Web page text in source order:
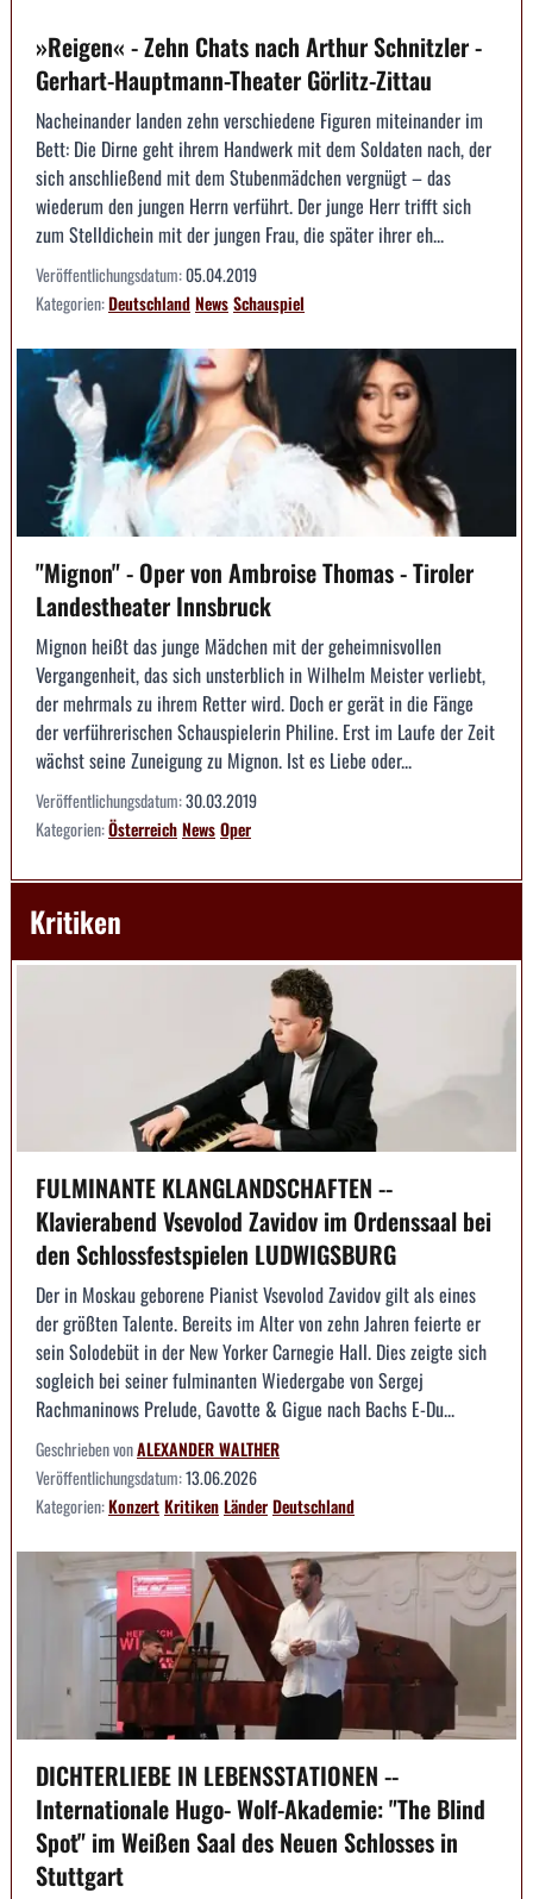
»Reigen« - Zehn Chats nach Arthur Schnitzler -
Gerhart-Hauptmann-Theater Görlitz-Zittau
Nacheinander landen zehn verschiedene Figuren miteinander im
Bett: Die Dirne geht ihrem Handwerk mit dem Soldaten nach, der
sich anschließend mit dem Stubenmädchen vergnügt – das
wiederum den jungen Herrn verführt. Der junge Herr trifft sich
zum Stelldichein mit der jungen Frau, die später ihrer eh...
Veröffentlichungsdatum:05.04.2019
Kategorien:DeutschlandNewsSchauspiel
"Mignon" - Oper von Ambroise Thomas - Tiroler
Landestheater Innsbruck
Mignon heißt das junge Mädchen mit der geheimnisvollen
Vergangenheit, das sich unsterblich in Wilhelm Meister verliebt,
der mehrmals zu ihrem Retter wird. Doch er gerät in die Fänge
der verführerischen Schauspielerin Philine. Erst im Laufe der Zeit
wächst seine Zuneigung zu Mignon. Ist es Liebe oder...
Veröffentlichungsdatum:30.03.2019
Kategorien:ÖsterreichNewsOper
Kritiken
FULMINANTE KLANGLANDSCHAFTEN --
Klavierabend Vsevolod Zavidov im Ordenssaal bei
den Schlossfestspielen LUDWIGSBURG
Der in Moskau geborene Pianist Vsevolod Zavidov gilt als eines
der größten Talente. Bereits im Alter von zehn Jahren feierte er
sein Solodebüt in der New Yorker Carnegie Hall. Dies zeigte sich
sogleich bei seiner fulminanten Wiedergabe von Sergej
Rachmaninows Prelude, Gavotte & Gigue nach Bachs E-Du...
Geschrieben vonALEXANDER WALTHER
Veröffentlichungsdatum:13.06.2026
Kategorien:KonzertKritikenLänderDeutschland
DICHTERLIEBE IN LEBENSSTATIONEN --
Internationale Hugo- Wolf-Akademie: "The Blind
Spot" im Weißen Saal des Neuen Schlosses in
Stuttgart